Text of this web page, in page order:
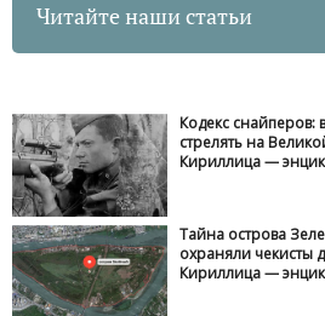
Читайте наши статьи
Кодекс снайперов:
стрелять на
Кириллица —
Тайна острова
охраняли чекисты
Кириллица —